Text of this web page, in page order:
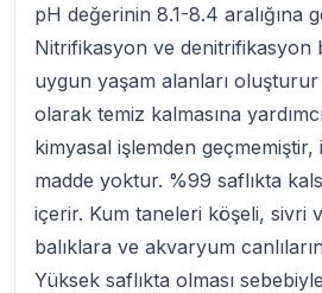
pH değerinin 8.1-8.4 aralığına
Nitrifikasyon ve denitrifikasyon
uygun yaşam alanları
olarak temiz kalmasına
kimyasal işlemden
madde yoktur. %99 saflıkta
içerir. Kum taneleri köşeli, sivri
balıklara ve akvaryum
Yüksek saflıkta olması